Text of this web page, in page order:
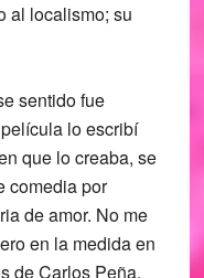
al localismo; su
sentido fue
lo escribí
que lo creaba, se
comedia por
de amor. No me
en la medida en
de Carlos Peña,